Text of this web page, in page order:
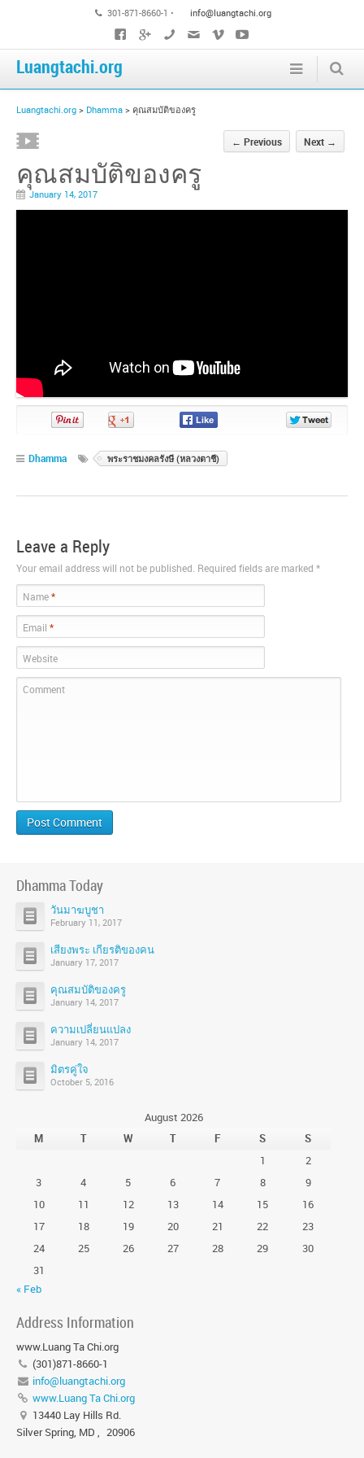
301-871-8660-1 • info@luangtachi.org
Luangtachi.org
Luangtachi.org > Dhamma > คุณสมบัติของครู
← Previous Next →
คุณสมบัติของครู
January 14, 2017
Share
on
Dhamma
พระราชมงคลรังษี (หลวงตาชี)
Leave a Reply
Your email address will not be published. Required fields are marked *
Name*
Email *
Website
Comment
Dhamma Today
วันมาฆบูชา
February 11, 2017
เสียงพระ เกียรติของคน
January 17, 2017
คุณสมบัติของครู
January 14, 2017
ความเปลี่ยนแปลง
January 14, 2017
มิตรคู่ใจ
October 5, 2016
August 2026
M
T W T F S
S
1
2
3
4 5 6 7 8
9
10
11 12 13 14 15
16
17
18 19 20 21 22
23
24
25 26 27 28 29
30
31
« Feb
Address Information
www.Luang Ta Chi.org
(301)871-8660-1
info@luangtachi.org
www.Luang Ta Chi.org
13440 Lay Hills Rd.
Silver Spring, MD
20906